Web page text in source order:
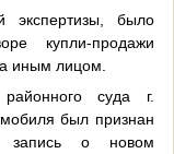
экспертизы, было
купли-продажи
иным лицом.
районного суда г.
был признан
запись о новом